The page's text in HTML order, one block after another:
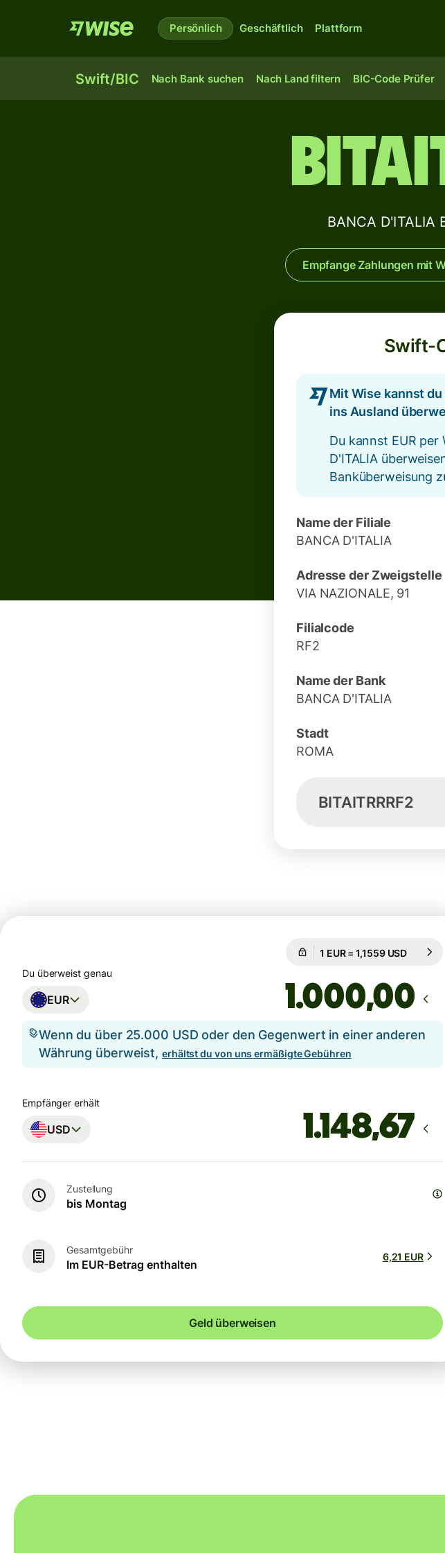
Persönlich Geschäftlich Plattform
Swift/BIC Nach Bank suchen Nach Land filtern BIC-Code Prüfer
BANCA D'ITALIA
Empfange Zahlungen mit
Swift-
Mit Wise kannst
ins Ausland
Du kannst EUR per
D'ITALIA
Banküberweisung
Name der Filiale
BANCA D'ITALIA
Adresse der Zweigstelle
VIA NAZIONALE, 91
Filialcode
RF2
Name der Bank
BANCA D'ITALIA
Stadt
ROMA
BITAITRRRF2
Garantiert für 48 Std.
Du überweist genau
EUR ,00
Wenn du über 25.000 USD oder den Gegenwert in einer anderen
Währung überweist, erhältst du von uns ermäßigte Gebühren
Empfänger erhält
USD
Zustellung
bis Montag
Gesamtgebühr
Im EUR-Betrag enthalten
6,21 EUR
Geld überweisen